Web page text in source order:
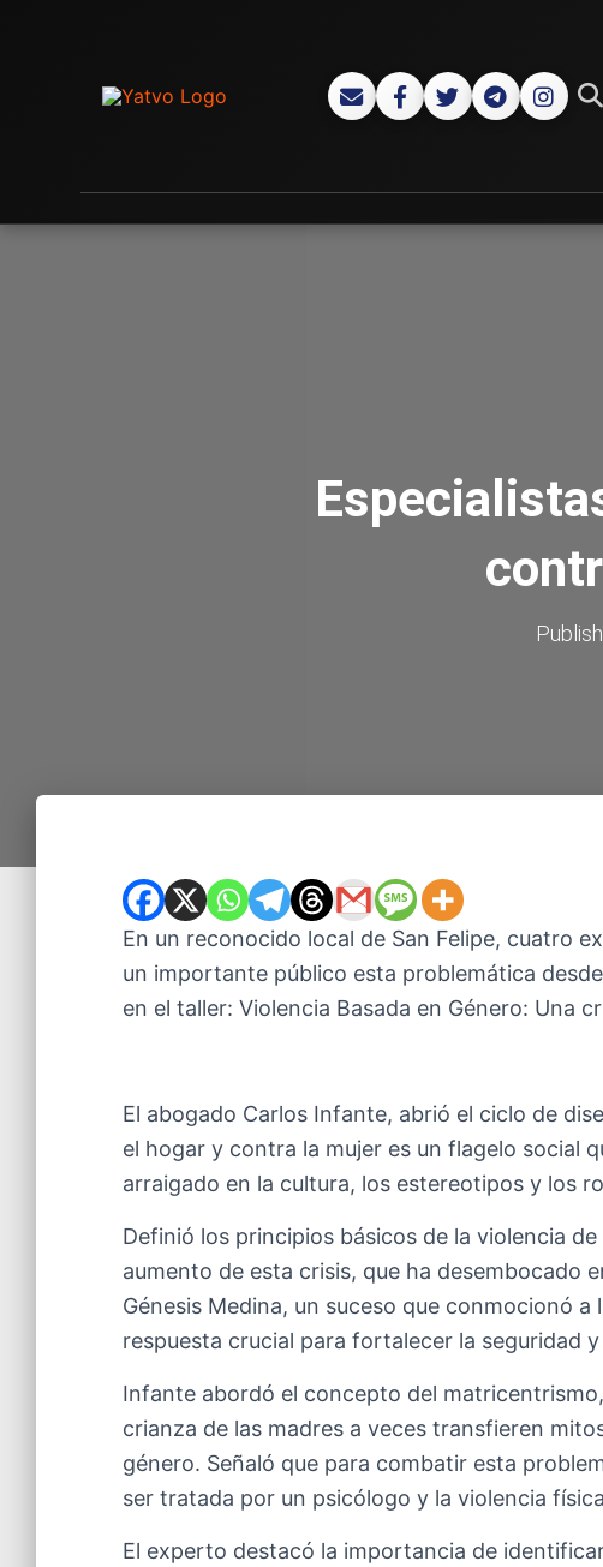
En un reconocido local de San Felipe, cuatro
un importante público esta problemática
en el taller: Violencia Basada en Género: Una
El abogado Carlos Infante, abrió el ciclo de
el hogar y contra la mujer es un flagelo social
arraigado en la cultura, los estereotipos y los
Definió los principios básicos de la violencia
aumento de esta crisis, que ha desembocado
Génesis Medina, un suceso que conmocionó
respuesta crucial para fortalecer la seguridad
Infante abordó el concepto del
crianza de las madres a veces transfieren
género. Señaló que para combatir esta
ser tratada por un psicólogo y la violencia
El experto destacó la importancia de